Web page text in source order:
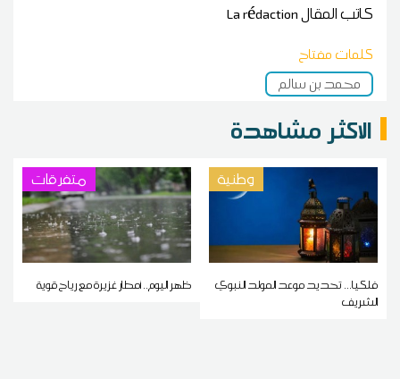
كاتب المقالLa rédaction
كلمات مفتاح
محمد بن سالم
الاكثر مشاهدة
وطنية
فلكيا... تحديد موعد المولد النبوي
الشريف
متفرقات
ظهر اليوم.. أمطار غزيرة مع رياح قوية